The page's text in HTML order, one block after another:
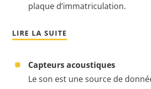
plaque d’immatriculation.
LIRE LA SUITE
Capteurs acoustiques
Le son est une source de